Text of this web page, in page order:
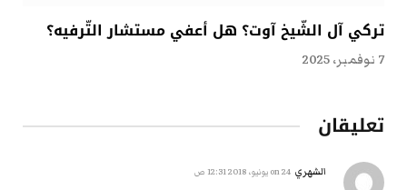
تركي آل الشّيخ آوت؟ هل أعفي مستشار التّرفيه؟
7 نوفمبر، 2025
تعليقان
الشهري 24 يونيو، 2018 12:31 ص